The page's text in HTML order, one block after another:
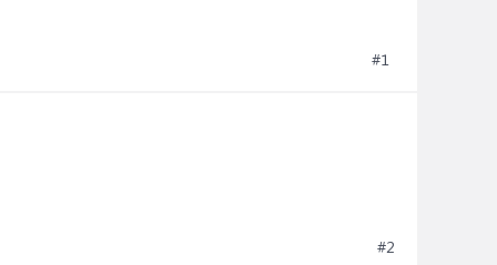
#1
#2